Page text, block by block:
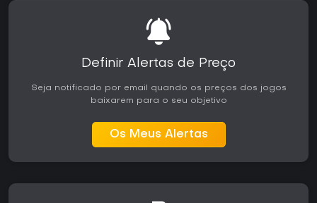
Definir Alertas de Preço
Seja notificado por email quando os preços dos jogos
baixarem para o seu objetivo
Os Meus Alertas